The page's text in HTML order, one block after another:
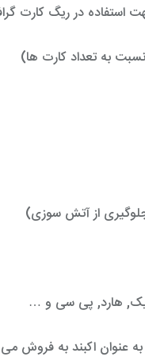
در ریگ کارت گرافیک
از آتش سوزی)
هارد, پی سی و …
به عنوان اکبند به فروش